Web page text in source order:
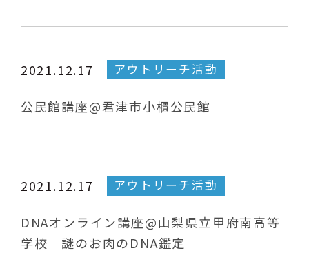
2021.12.17 アウトリーチ活動
公民館講座@君津市小櫃公民館
2021.12.17 アウトリーチ活動
DNAオンライン講座@山梨県立甲府南高等
学校 謎のお肉のDNA鑑定